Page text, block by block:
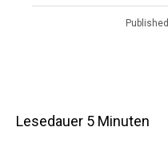
Published
Lesedauer 5 Minuten